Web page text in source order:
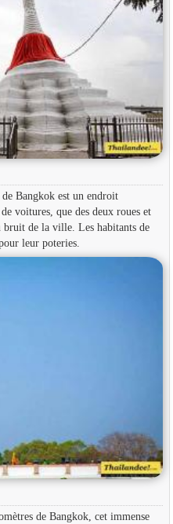
Bangkok est un endroit
voitures, que des deux roues et
bruit de la ville. Les habitants de
leur poteries.
de Bangkok, cet immense